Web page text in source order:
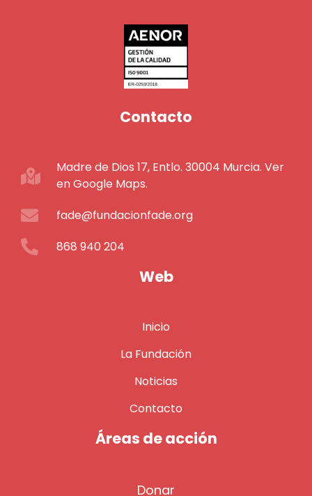
Contacto
Madre de Dios 17, Entlo. 30004 Murcia. Ver
en Google Maps.
fade@fundacionfade.org
868 940 204
Web
Inicio
La Fundación
Noticias
Contacto
Áreas de acción
Donar